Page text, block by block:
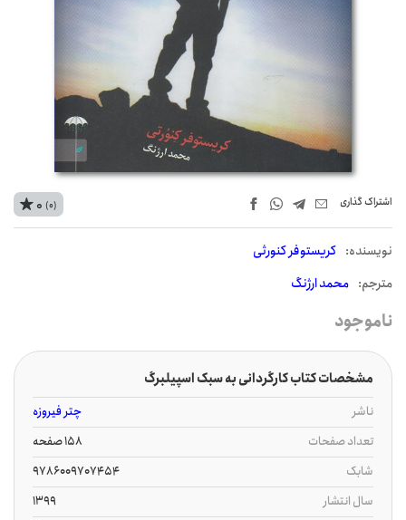
اشتراک‌ گذاری
نويسنده: کریستوفر کنورثی
مترجم: محمد ارژنگ
0 (0)
ناموجود
مشخصات کتاب کارگردانی به سبک اسپیلبرگ
ناشر
چتر فیروزه
تعداد صفحات
158 صفحه
شابک
9786009707454
سال انتشار
1399